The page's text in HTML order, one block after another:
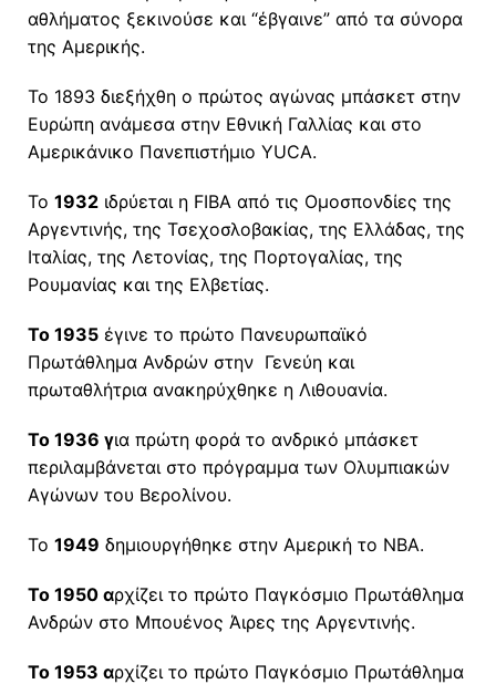
αθλήματος ξεκινούσε και “έβγαινε” από τα σύνορα
της Αμερικής.
Το 1893 διεξήχθη ο πρώτος αγώνας μπάσκετ στην
Ευρώπη ανάμεσα στην Εθνική Γαλλίας και στο
Αμερικάνικο Πανεπιστήμιο YUCA.
Το 1932 ιδρύεται η FIBA από τις Ομοσπονδίες της
Αργεντινής, της Τσεχοσλοβακίας, της Ελλάδας, της
Ιταλίας, της Λετονίας, της Πορτογαλίας, της
Ρουμανίας και της Ελβετίας.
Το 1935 έγινε το πρώτο Πανευρωπαϊκό
Πρωτάθλημα Ανδρών στην Γενεύη και
πρωταθλήτρια ανακηρύχθηκε η Λιθουανία.
Το 1936 για πρώτη φορά το ανδρικό μπάσκετ
περιλαμβάνεται στο πρόγραμμα των Ολυμπιακών
Αγώνων του Βερολίνου.
Το 1949 δημιουργήθηκε στην Αμερική το ΝΒΑ.
Το 1950 αρχίζει το πρώτο Παγκόσμιο Πρωτάθλημα
Ανδρών στο Μπουένος Άιρες της Αργεντινής.
Το 1953 αρχίζει το πρώτο Παγκόσμιο Πρωτάθλημα